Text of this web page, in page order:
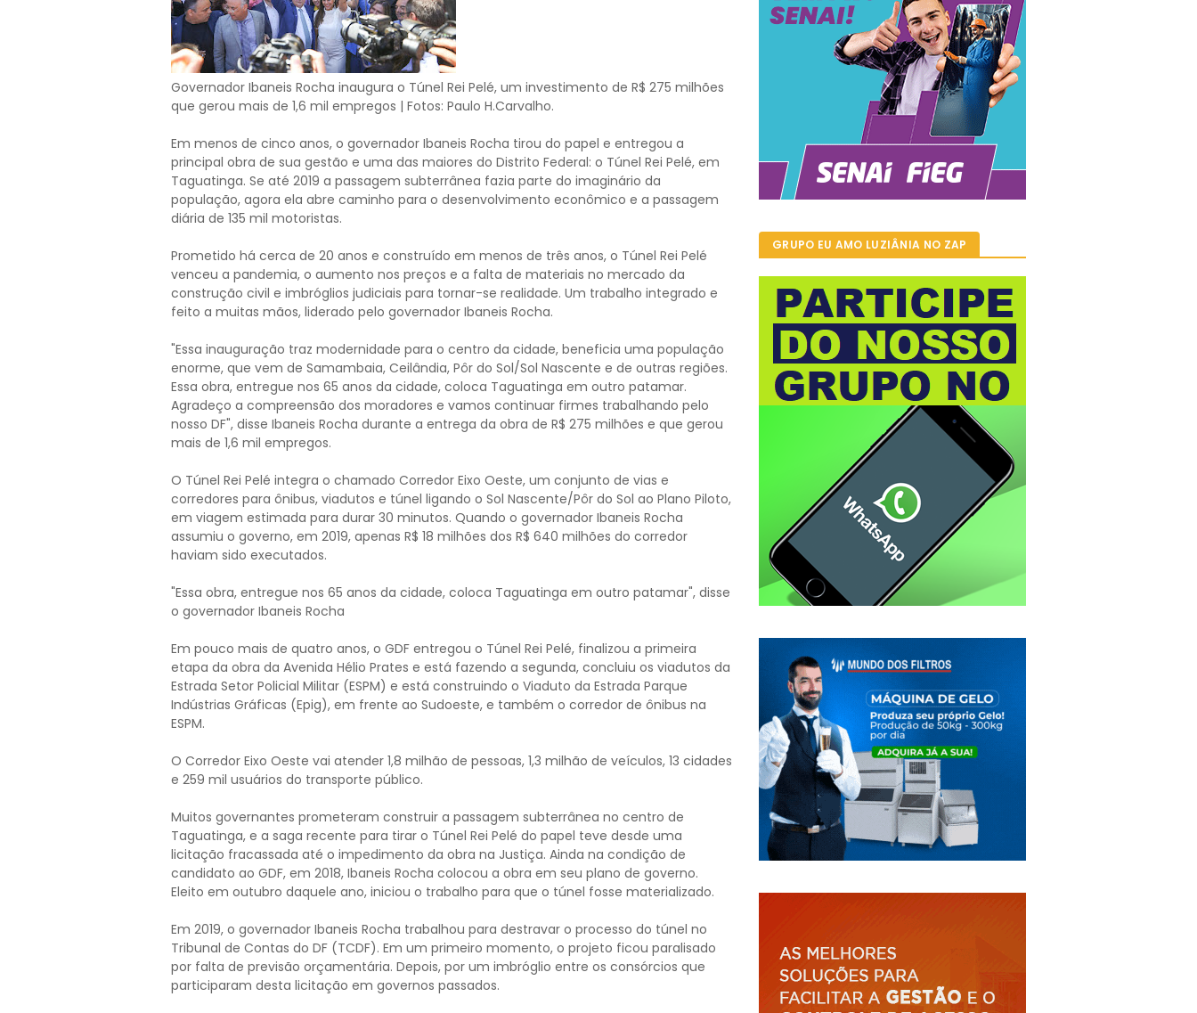
Governador Ibaneis Rocha inaugura o Túnel Rei Pelé, um investimento de R$ 275 milhões
que gerou mais de 1,6 mil empregos | Fotos: Paulo H.Carvalho.
Em menos de cinco anos, o governador Ibaneis Rocha tirou do papel e entregou a
principal obra de sua gestão e uma das maiores do Distrito Federal: o Túnel Rei Pelé, em
Taguatinga. Se até 2019 a passagem subterrânea fazia parte do imaginário da
população, agora ela abre caminho para o desenvolvimento econômico e a passagem
diária de 135 mil motoristas.
Prometido há cerca de 20 anos e construído em menos de três anos, o Túnel Rei Pelé
venceu a pandemia, o aumento nos preços e a falta de materiais no mercado da
construção civil e imbróglios judiciais para tornar-se realidade. Um trabalho integrado e
feito a muitas mãos, liderado pelo governador Ibaneis Rocha.
"Essa inauguração traz modernidade para o centro da cidade, beneficia uma população
enorme, que vem de Samambaia, Ceilândia, Pôr do Sol/Sol Nascente e de outras regiões.
Essa obra, entregue nos 65 anos da cidade, coloca Taguatinga em outro patamar.
Agradeço a compreensão dos moradores e vamos continuar firmes trabalhando pelo
nosso DF", disse Ibaneis Rocha durante a entrega da obra de R$ 275 milhões e que gerou
mais de 1,6 mil empregos.
O Túnel Rei Pelé integra o chamado Corredor Eixo Oeste, um conjunto de vias e
corredores para ônibus, viadutos e túnel ligando o Sol Nascente/Pôr do Sol ao Plano Piloto,
em viagem estimada para durar 30 minutos. Quando o governador Ibaneis Rocha
assumiu o governo, em 2019, apenas R$ 18 milhões dos R$ 640 milhões do corredor
haviam sido executados.
"Essa obra, entregue nos 65 anos da cidade, coloca Taguatinga em outro patamar", disse
o governador Ibaneis Rocha
Em pouco mais de quatro anos, o GDF entregou o Túnel Rei Pelé, finalizou a primeira
etapa da obra da Avenida Hélio Prates e está fazendo a segunda, concluiu os viadutos da
Estrada Setor Policial Militar (ESPM) e está construindo o Viaduto da Estrada Parque
Indústrias Gráficas (Epig), em frente ao Sudoeste, e também o corredor de ônibus na
ESPM.
O Corredor Eixo Oeste vai atender 1,8 milhão de pessoas, 1,3 milhão de veículos, 13 cidades
e 259 mil usuários do transporte público.
Muitos governantes prometeram construir a passagem subterrânea no centro de
Taguatinga, e a saga recente para tirar o Túnel Rei Pelé do papel teve desde uma
licitação fracassada até o impedimento da obra na Justiça. Ainda na condição de
candidato ao GDF, em 2018, Ibaneis Rocha colocou a obra em seu plano de governo.
Eleito em outubro daquele ano, iniciou o trabalho para que o túnel fosse materializado.
Em 2019, o governador Ibaneis Rocha trabalhou para destravar o processo do túnel no
Tribunal de Contas do DF (TCDF). Em um primeiro momento, o projeto ficou paralisado
por falta de previsão orçamentária. Depois, por um imbróglio entre os consórcios que
participaram desta licitação em governos passados.
GRUPO EU AMO LUZIÂNIA NO ZAP